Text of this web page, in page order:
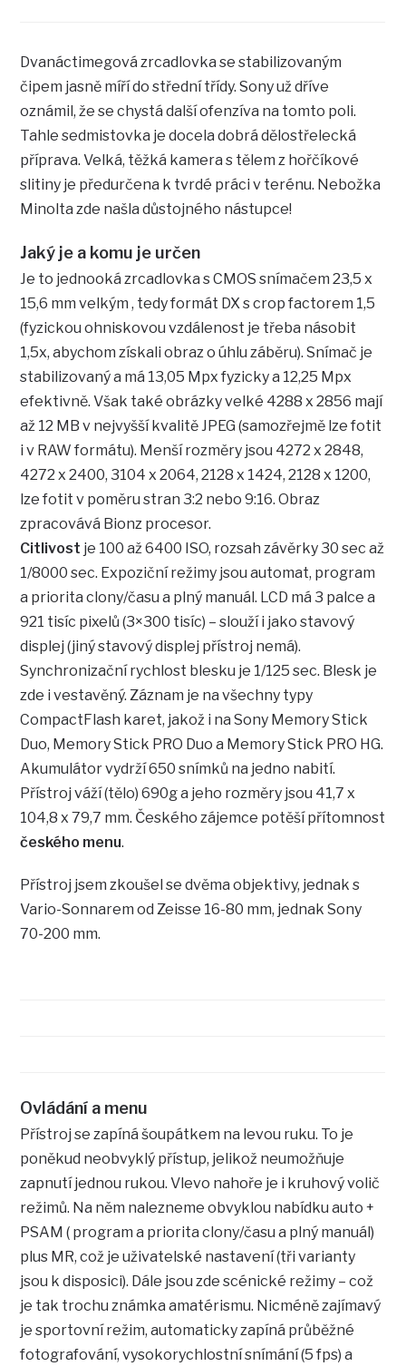
Dvanáctimegová zrcadlovka se stabilizovaným
čipem jasně míří do střední třídy. Sony už dříve
oznámil, že se chystá další ofenzíva na tomto poli.
Tahle sedmistovka je docela dobrá dělostřelecká
příprava. Velká, těžká kamera s tělem z hořčíkové
slitiny je předurčena k tvrdé práci v terénu. Nebožka
Minolta zde našla důstojného nástupce!
Jaký je a komu je určen
Je to jednooká zrcadlovka s CMOS snímačem 23,5 x
15,6 mm velkým , tedy formát DX s crop factorem 1,5
(fyzickou ohniskovou vzdálenost je třeba násobit
1,5x, abychom získali obraz o úhlu záběru). Snímač je
stabilizovaný a má 13,05 Mpx fyzicky a 12,25 Mpx
efektivně. Však také obrázky velké 4288 x 2856 mají
až 12 MB v nejvyšší kvalitě JPEG (samozřejmě lze fotit
i v RAW formátu). Menší rozměry jsou 4272 x 2848,
4272 x 2400, 3104 x 2064, 2128 x 1424, 2128 x 1200,
lze fotit v poměru stran 3:2 nebo 9:16. Obraz
zpracovává Bionz procesor.
Citlivost je 100 až 6400 ISO, rozsah závěrky 30 sec až
1/8000 sec. Expoziční režimy jsou automat, program
a priorita clony/času a plný manuál. LCD má 3 palce a
921 tisíc pixelů (3×300 tisíc) – slouží i jako stavový
displej (jiný stavový displej přístroj nemá).
Synchronizační rychlost blesku je 1/125 sec. Blesk je
zde i vestavěný. Záznam je na všechny typy
CompactFlash karet, jakož i na Sony Memory Stick
Duo, Memory Stick PRO Duo a Memory Stick PRO HG.
Akumulátor vydrží 650 snímků na jedno nabití.
Přístroj váží (tělo) 690g a jeho rozměry jsou 41,7 x
104,8 x 79,7 mm. Českého zájemce potěší přítomnost
českého menu.
Přístroj jsem zkoušel se dvěma objektivy, jednak s
Vario-Sonnarem od Zeisse 16-80 mm, jednak Sony
70-200 mm.
Ovládání a menu
Přístroj se zapíná šoupátkem na levou ruku. To je
poněkud neobvyklý přístup, jelikož neumožňuje
zapnutí jednou rukou. Vlevo nahoře je i kruhový volič
režimů. Na něm nalezneme obvyklou nabídku auto +
PSAM ( program a priorita clony/času a plný manuál)
plus MR, což je uživatelské nastavení (tři varianty
jsou k disposici). Dále jsou zde scénické režimy – což
je tak trochu známka amatérismu. Nicméně zajímavý
je sportovní režim, automaticky zapíná průběžné
fotografování, vysokorychlostní snímání (5 fps) a